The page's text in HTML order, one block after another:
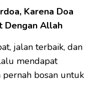
Karena Doa
Dengan Allah
jalan terbaik, dan
mendapat
bosan untuk